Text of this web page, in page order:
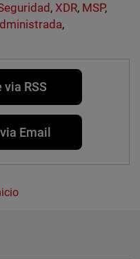
,XDR, MSP,
,
via RSS
Email